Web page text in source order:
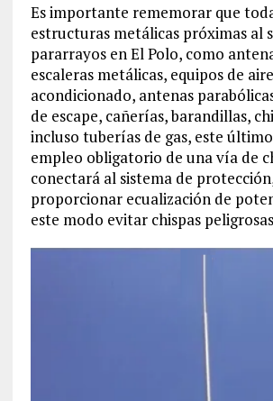
Es importante rememorar que
estructuras metálicas próximas al
pararrayos en El Polo, como
escaleras metálicas, equipos de aire
acondicionado, antenas
de escape, cañerías, barandillas,
incluso tuberías de gas, este
empleo obligatorio de una vía de
conectará al sistema de
proporcionar ecualización de
este modo evitar chispas